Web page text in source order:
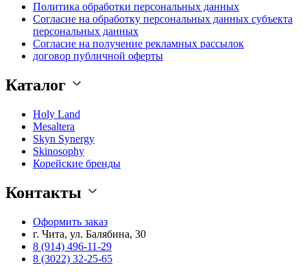
Политика обработки персональных данных
Согласие на обработку персональных данных субъекта
персональных данных
Согласие на получение рекламных рассылок
договор публичной оферты
Каталог
Holy Land
Mesaltera
Skyn Synergy
Skinosophy
Корейские бренды
Контакты
Оформить заказ
г. Чита, ул. Балябина, 30
8 (914) 496-11-29
8 (3022) 32-25-65